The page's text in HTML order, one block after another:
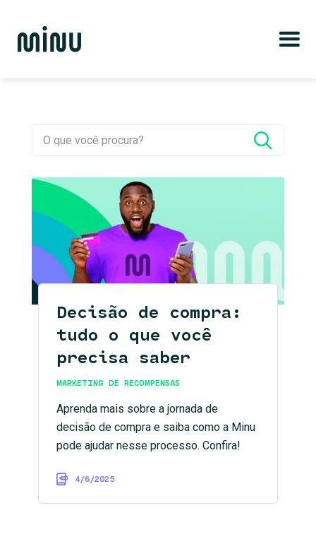
Decisão de compra:
tudo o que você
precisa saber
MARKETING DE RECOMPENSAS
Aprenda mais sobre a jornada de
decisão de compra e saiba como a Minu
pode ajudar nesse processo. Confira!
4/6/2025